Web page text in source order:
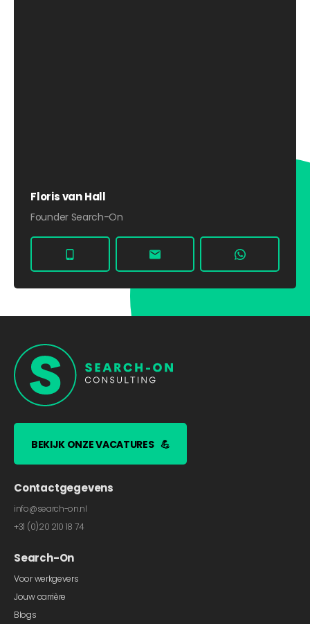
Floris van Hall
Founder Search-On
BEKIJK ONZE VACATURES 💪
Contactgegevens
info@search-on.nl
+31 (0)20 210 18 74
Search-On
Voor werkgevers
Jouw carrière
Blogs